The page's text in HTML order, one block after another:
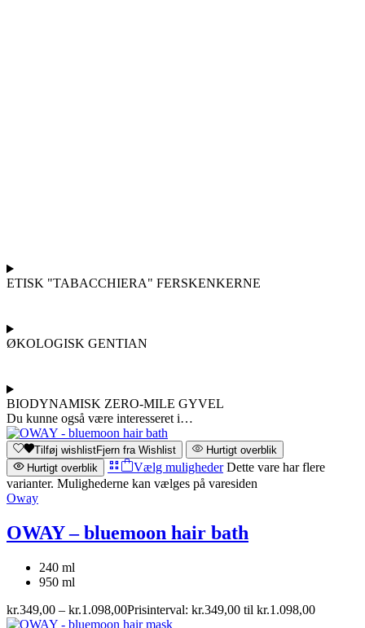
ETISK "TABACCHIERA" FERSKENKERNE
ØKOLOGISK GENTIAN
BIODYNAMISK ZERO-MILE GYVEL
Du kunne også være interesseret i…
Tilføj wishlistFjern fra Wishlist
Hurtigt overblik
Hurtigt overblik
Vælg muligheder Dette vare har flere
varianter. Mulighederne kan vælges på varesiden
Oway
OWAY – bluemoon hair bath
240 ml
950 ml
kr.349,00 – kr.1.098,00Prisinterval: kr.349,00 til kr.1.098,00